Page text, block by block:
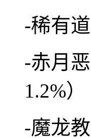
-稀有
-赤月
1.2%）
-魔龙